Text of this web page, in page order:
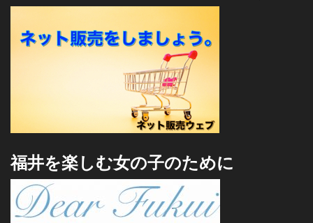
福井を楽しむ女の子のために